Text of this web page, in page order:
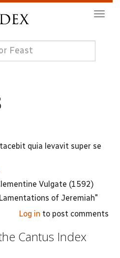
quia levavit super se
Vulgate (1592)
of Jeremiah"
Log in to post comments
Cantus Index